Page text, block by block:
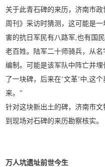
关于此青石碑的来历，济南市
周刊》采访时猜测，这可能是
害的抗日军民有八路军,也有国
老百姓。陆军二十师骑兵，从
编制。可能是该军队中阵亡并
了一块碑，后来在‘文革’中,这
来。”
针对这块新出土的碑，济南市
到现场对石碑的来历勘察核实。
万人坑遗址前世今生